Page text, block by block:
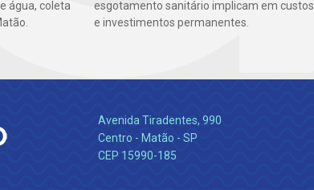
água, coleta
esgotamento sanitário implicam em custos
e investimentos permanentes.
Avenida Tiradentes, 990
Centro - Matão - SP
CEP 15990-185